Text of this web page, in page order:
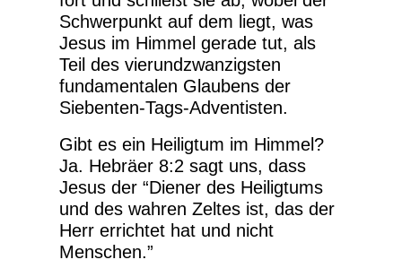
Schwerpunkt auf dem liegt, was
Jesus im Himmel gerade tut, als
Teil des vierundzwanzigsten
fundamentalen Glaubens der
Siebenten-Tags-Adventisten.
Gibt es ein Heiligtum im Himmel?
Ja. Hebräer 8:2 sagt uns, dass
Jesus der “Diener des Heiligtums
und des wahren Zeltes ist, das der
Herr errichtet hat und nicht
Menschen.”